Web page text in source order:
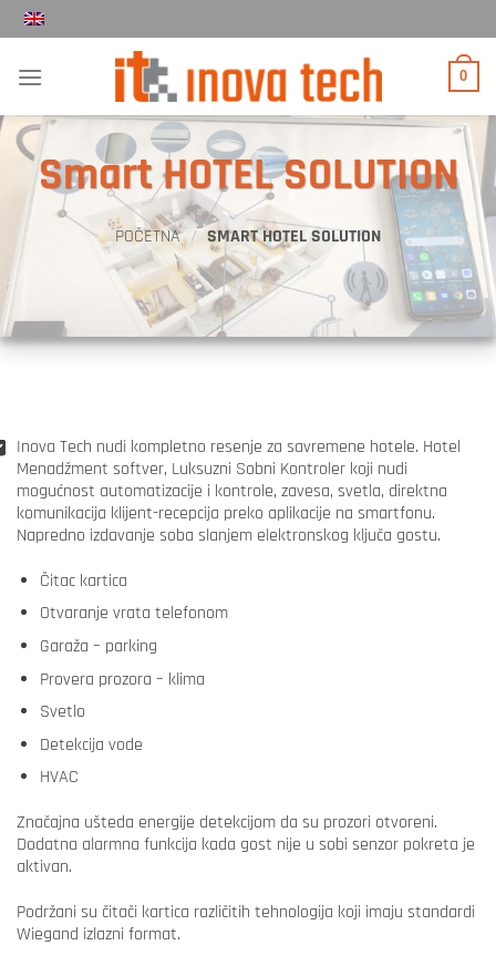
Прескочи
0
Smart HOTEL SOLUTION
POČETNA / SMART HOTEL SOLUTION
Inova Tech nudi kompletno resenje za savremene hotele. Hotel
Menadžment softver, Luksuzni Sobni Kontroler koji nudi
mogućnost automatizacije i kontrole, zavesa, svetla, direktna
komunikacija klijent-recepcija preko aplikacije na smartfonu.
Napredno izdavanje soba slanjem elektronskog ključa gostu.
Čitac kartica
Otvaranje vrata telefonom
Garaža – parking
Provera prozora – klima
Svetlo
Detekcija vode
HVAC
Značajna ušteda energije detekcijom da su prozori otvoreni.
Dodatna alarmna funkcija kada gost nije u sobi senzor pokreta je
aktivan.
Podržani su čitači kartica različitih tehnologija koji imaju standardi
Wiegand izlazni format.